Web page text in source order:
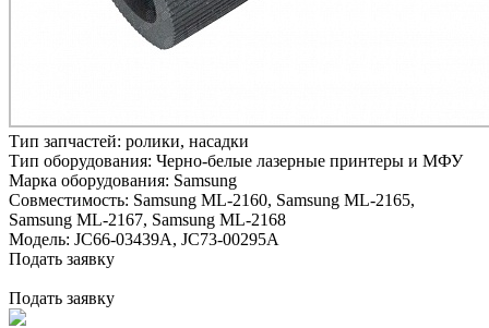
Тип запчастей: ролики, насадки
Тип оборудования: Черно-белые лазерные принтеры и МФУ
Марка оборудования: Samsung
Совместимость: Samsung ML-2160, Samsung ML-2165,
Samsung ML-2167, Samsung ML-2168
Модель: JC66-03439A, JC73-00295A
Подать заявку
Подать заявку